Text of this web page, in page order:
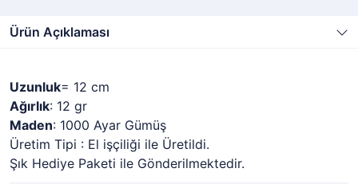
Ürün Açıklaması
Uzunluk= 12 cm
Ağırlık: 12 gr
Maden: 1000 Ayar Gümüş
Üretim Tipi : El işçiliği ile Üretildi.
Şık Hediye Paketi ile Gönderilmektedir.